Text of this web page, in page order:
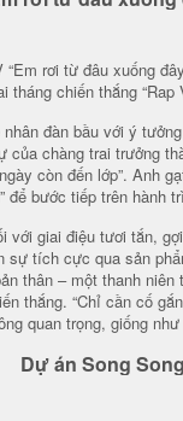
“Em rơi từ đâu xuống
tháng chiến thắng “Rap
đàn bầu với ý
chàng trai trưởng
còn đến lớp”. Anh
để bước tiếp trên hành
với giai điệu tươi tắn,
sự tích cực qua sản
thân – một thanh niên
thắng. “Chỉ cần cố
quan trọng, giống như
Dự án Song Song